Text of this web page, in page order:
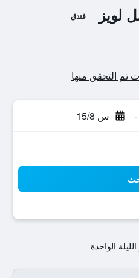
لويز فندق
- س 15/8
الواحدة